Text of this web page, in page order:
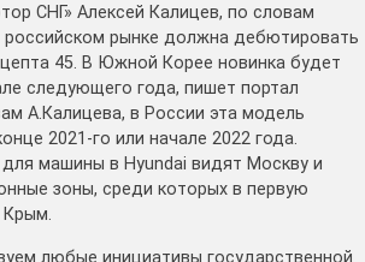
СНГ» Алексей Калицев, по словам
российском рынке должна дебютировать
45. В Южной Корее новинка будет
следующего года, пишет портал
А.Калицева, в России эта модель
2021-го или начале 2022 года.
машины в Hyundai видят Москву и
зоны, среди которых в первую
Крым.
любые инициативы государственной